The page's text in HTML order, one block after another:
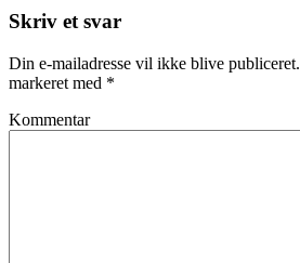
Skriv et svar
Din e-mailadresse vil ikke blive publiceret.
markeret med *
Kommentar